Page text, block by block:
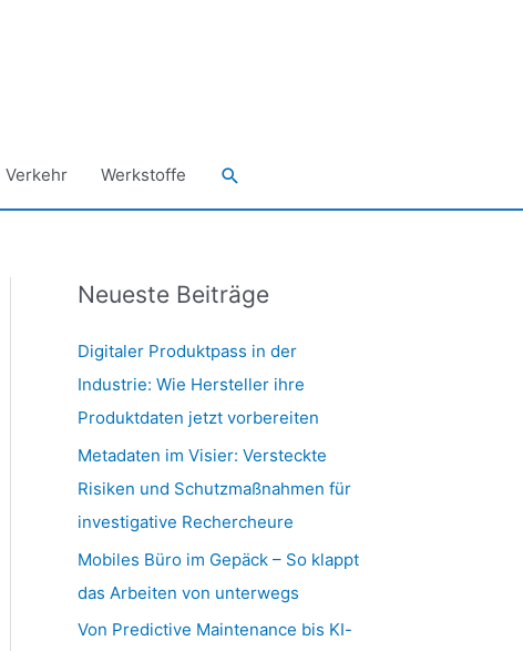
Verkehr Werkstoffe Suchen
Neueste Beiträge
Digitaler Produktpass in der
Industrie: Wie Hersteller ihre
Produktdaten jetzt vorbereiten
Metadaten im Visier: Versteckte
Risiken und Schutzmaßnahmen für
investigative Rechercheure
Mobiles Büro im Gepäck – So klappt
das Arbeiten von unterwegs
Von Predictive Maintenance bis KI-